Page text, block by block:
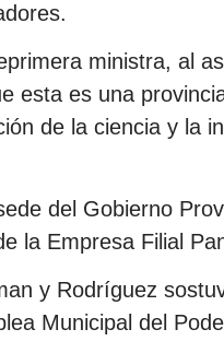
ministra, al
esta es una
de la ciencia y la
del Gobierno
la Empresa Filial
y Rodríguez
Municipal del